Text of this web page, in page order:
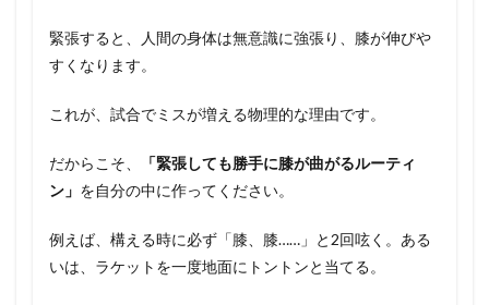
緊張すると、人間の身体は無意識に強張り、膝が伸びや
すくなります。
これが、試合でミスが増える物理的な理由です。
だからこそ、
「緊張しても勝手に膝が曲がるルーティ
ン」 を自分の中に作ってください。
例えば、構える時に必ず「膝、膝……」と2回呟く。ある
いは、ラケットを一度地面にトントンと当てる。